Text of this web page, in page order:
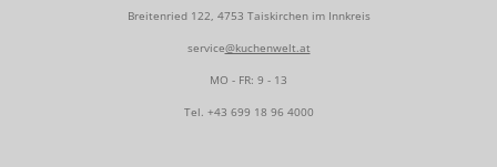
Breitenried 122, 4753 Taiskirchen im Innkreis
service@kuchenwelt.at
MO - FR: 9 - 13
Tel. +43 699 18 96 4000